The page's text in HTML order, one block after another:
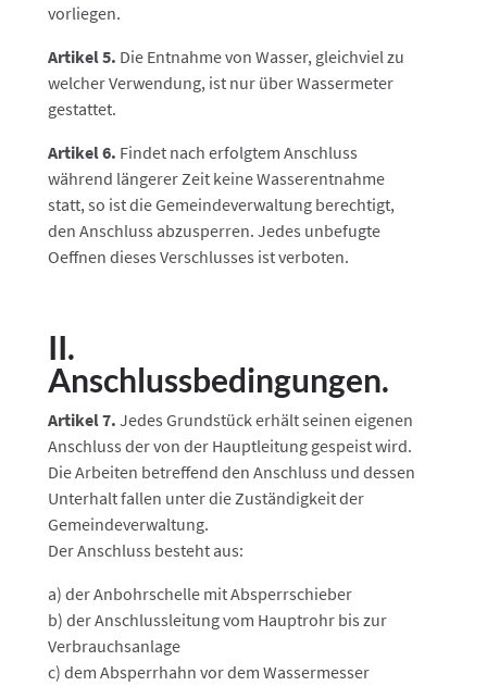
vorliegen.
Artikel 5. Die Entnahme von Wasser, gleichviel zu
welcher Verwendung, ist nur über Wassermeter
gestattet.
Artikel 6. Findet nach erfolgtem Anschluss
während längerer Zeit keine Wasserentnahme
statt, so ist die Gemeindeverwaltung berechtigt,
den Anschluss abzusperren. Jedes unbefugte
Oeffnen dieses Verschlusses ist verboten.
II.
Anschlussbedingungen.
Artikel 7. Jedes Grundstück erhält seinen eigenen
Anschluss der von der Hauptleitung gespeist wird.
Die Arbeiten betreffend den Anschluss und dessen
Unterhalt fallen unter die Zuständigkeit der
Gemeindeverwaltung.
Der Anschluss besteht aus:
a) der Anbohrschelle mit Absperrschieber
b) der Anschlussleitung vom Hauptrohr bis zur
Verbrauchsanlage
c) dem Absperrhahn vor dem Wassermesser